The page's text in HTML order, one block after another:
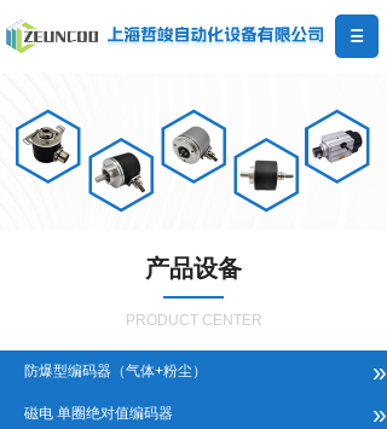
产品设备
PRODUCT CENTER
防爆型编码器（气体+粉尘） »
磁电 单圈绝对值编码器 »